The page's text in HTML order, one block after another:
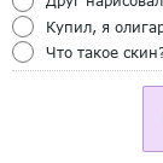
Купил, я
Что такое